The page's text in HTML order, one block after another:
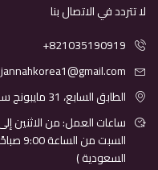
لا تتردد في الاتصال بنا
+821035190919
jannahkorea1@gmail.com
الطابق السابع، 31 مايبونج سان رو، مابو جو، سيول
السعودية )